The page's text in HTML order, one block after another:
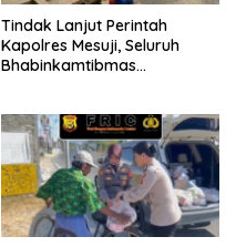
Tindak Lanjut Perintah
Kapolres Mesuji, Seluruh
Bhabinkamtibmas
Masyarakat